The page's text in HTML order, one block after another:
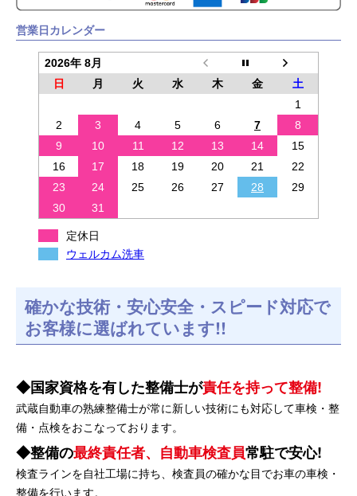
営業日カレンダー
2026年 8月
日
月 火 水 木 金
土
1
2
3 4 5 6 7
8
9
10 11 12 13 14
15
16
17 18 19 20 21
22
23
24 25 26 27 28
29
30
31
定休日
ウェルカム洗車
確かな技術・安心安全・スピード対応で
お客様に選ばれています!!
国家資格を有した整備士が責任を持って整備!
武蔵自動車の熟練整備士が常に新しい技術にも対応して車検・整
備・点検をおこなっております。
整備の最終責任者、自動車検査員常駐で安心!
検査ラインを自社工場に持ち、検査員の確かな目でお車の車検・
整備を行います。